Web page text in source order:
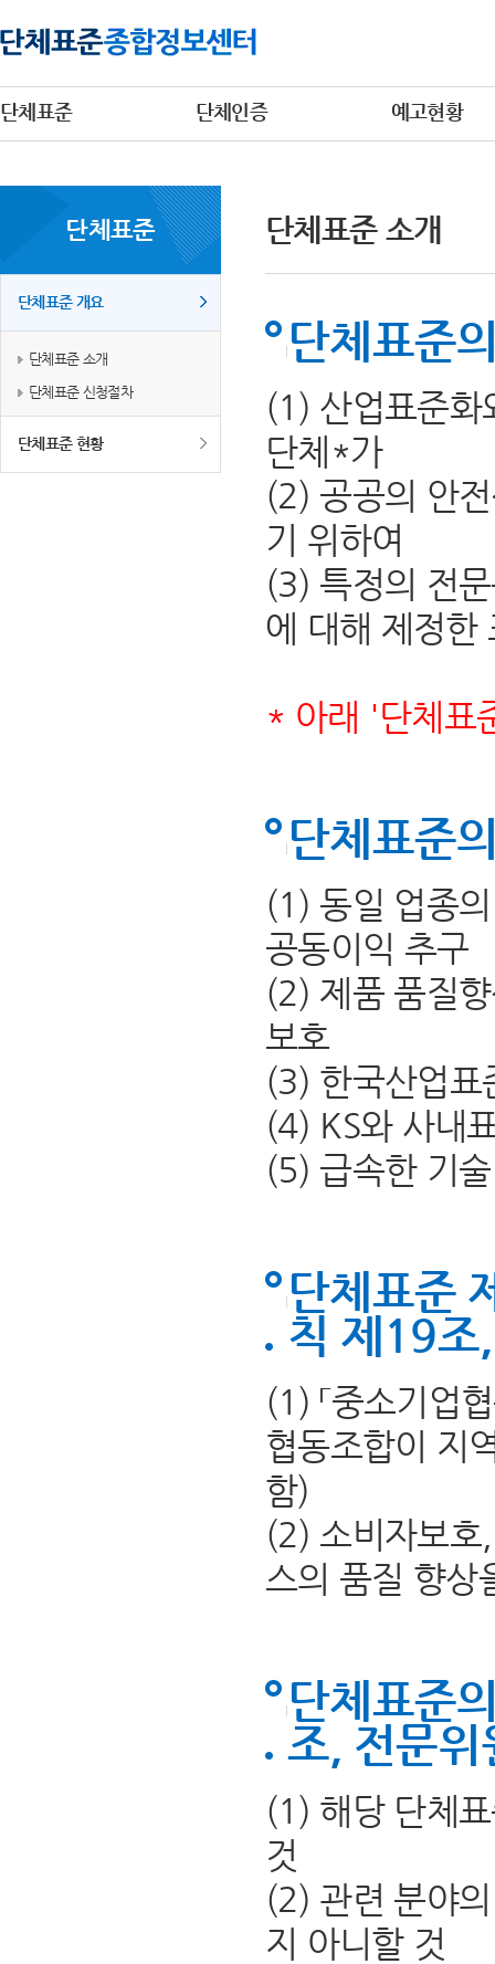
단체표준 단체인증 예고현황
단체표준
단체표준 개요
단체표준 소개
단체표준 신청절차
단체표준 현황
단체표준 소개
단체표준
(1) 산업표준화
단체*가
(2) 공공의 안
기 위하여
(3) 특정의 전문
에 대해 제정한
* 아래 '단체표
단체표준
(1) 동일 업종
공동이익 추구
(2) 제품 품질
보호
(3) 한국산업표
(4) KS와 사내
(5) 급속한 기
단체표준
칙 제19조
(1) 「중소기업
협동조합이 지
함)
(2) 소비자보호
스의 품질 향상
단체표준
조, 전문위
(1) 해당 단체
것
(2) 관련 분야
지 아니할 것